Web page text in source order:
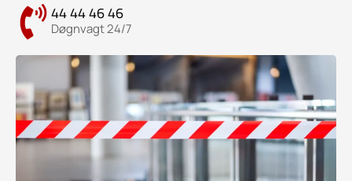
44 44 46 46
Døgnvagt 24/7